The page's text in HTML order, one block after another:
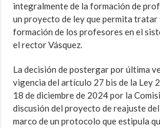
integralmente de la formación de
un proyecto de ley que permita tratar
formación de los profesores en el
el rector Vásquez.
La decisión de postergar por última
vigencia del artículo 27 bis de la Ley
18 de diciembre de 2024 por la
discusión del proyecto de reajuste
marco de un protocolo que estipula